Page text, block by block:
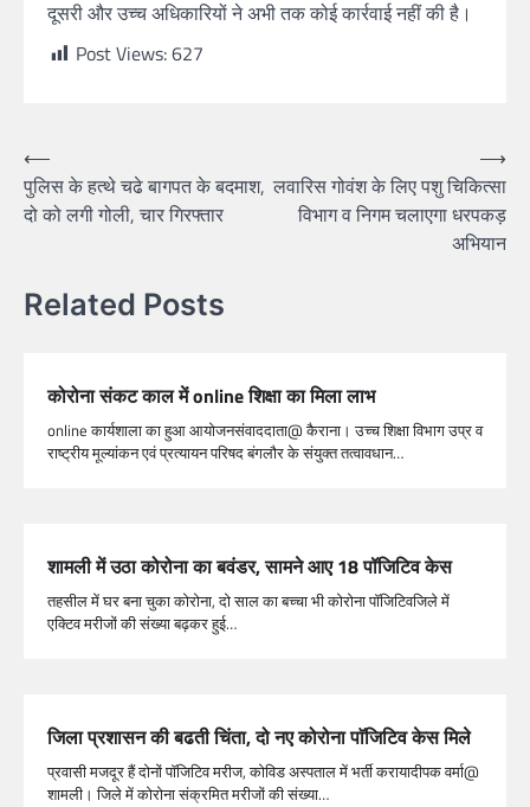
दूसरी और उच्च अधिकारियों ने अभी तक कोई कार्रवाई नहीं की है।
Post Views:627
⟵
पुलिस के हत्थे चढे बागपत के बदमाश,
दो को लगी गोली, चार गिरफ्तार
लवारिस गोवंश के लिए पशु चिकित्सा
विभाग व निगम चलाएगा धरपकड़
अभियान
⟶
Related Posts
कोरोना संकट काल में online शिक्षा का मिला लाभ
online कार्यशाला का हुआ आयोजनसंवाददाता@ कैराना। उच्च शिक्षा विभाग उप्र व
राष्ट्रीय मूल्यांकन एवं प्रत्यायन परिषद बंगलौर के संयुक्त तत्वावधान…
शामली में उठा कोरोना का बवंडर, सामने आए 18 पॉजिटिव केस
तहसील में घर बना चुका कोरोना, दो साल का बच्चा भी कोरोना पाॅजिटिवजिले में
एक्टिव मरीजों की संख्या बढ़कर हुई…
जिला प्रशासन की बढती चिंता, दो नए कोरोना पाॅजिटिव केस मिले
प्रवासी मजदूर हैं दोनों पाॅजिटिव मरीज, कोविड अस्पताल में भर्ती करायादीपक वर्मा@
शामली। जिले में कोरोना संक्रमित मरीजों की संख्या…